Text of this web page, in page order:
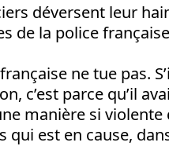
déversent leur
de la police
ne tue pas.
c’est parce qu’il
manière si violente
qui est en cause,